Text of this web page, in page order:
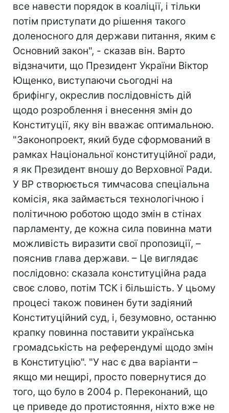
все навести порядок в коаліції, і тільки
потім приступати до рішення такого
доленосного для держави питання, яким є
Основний закон", - сказав він. Варто
відзначити, що Президент України Віктор
Ющенко, виступаючи сьогодні на
брифінгу, окреслив послідовність дій
щодо розроблення і внесення змін до
Конституції, яку він вважає оптимальною.
"Законопроект, який буде сформований в
рамках Національної конституційної ради,
я як Президент вношу до Верховної Ради.
У ВР створюється тимчасова спеціальна
комісія, яка займається технологічною і
політичною роботою щодо змін в стінах
парламенту, де кожна сила повинна мати
можливість виразити свої пропозиції, –
пояснив глава держави. – Це виглядає
послідовно: сказала конституційна рада
своє слово, потім ТСК і більшість. У цьому
процесі також повинен бути задіяний
Конституційний суд, і, безумовно, останню
крапку повинна поставити українська
громадськість на референдумі щодо змін
в Конституцію". "У нас є два варіанти –
якщо ми нещирі, просто повернутися до
того, що було в 2004 р. Переконаний, що
це приведе до протистояння, ніхто вже не